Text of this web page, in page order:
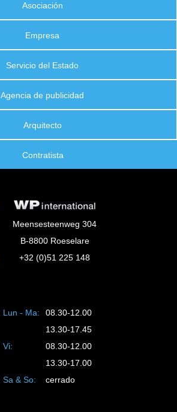
Asociación
Empresa
Servicio del Estado
Agencia de publicidad
Arquitecto
Contratista
Meensesteenweg 304
B-8800 Roeselare
+32 (0)51 225 148
Lun - Ma:
08.30-12.00
13.30-17.45
Vi:
08.30-12.00
13.30-17.00
Sa & So:
cerrado